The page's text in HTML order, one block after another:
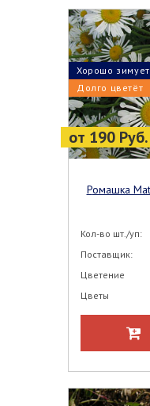
от 190 Руб.
Долго цветёт
Хорошо зимует
Ромашка Matricāria chamomīlla Silver
Кол-во шт./уп:
Поставщик:
Цветение
Цветы